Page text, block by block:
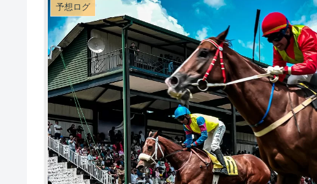
予想ログ